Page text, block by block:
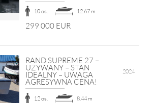
10 os. 12.67 m
299 000 EUR
RAND SUPREME 27 –
UŻYWANY – STAN
IDEALNY – UWAGA
AGRESYWNA CENA!
2024
12 os. 8.44 m